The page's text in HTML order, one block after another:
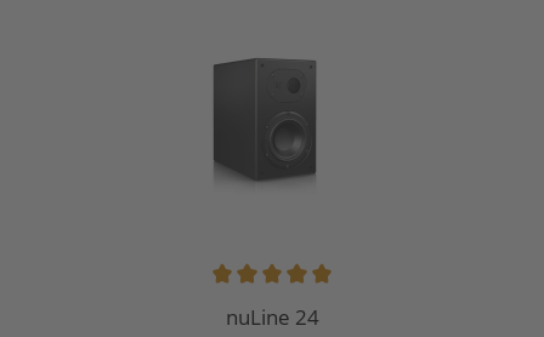
Note moyenne de 5 sur 5 étoiles
nuLine 24